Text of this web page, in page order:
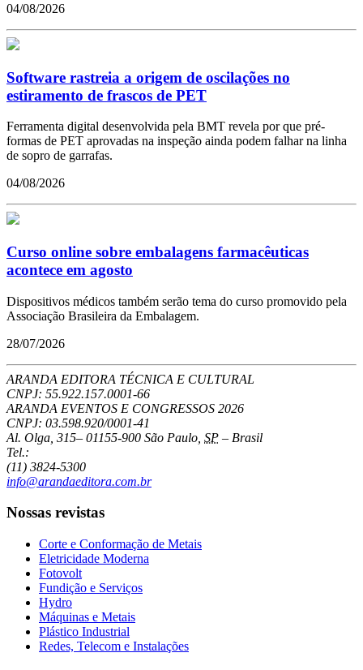
04/08/2026
Software rastreia a origem de oscilações no
estiramento de frascos de PET
Ferramenta digital desenvolvida pela BMT revela por que pré-
formas de PET aprovadas na inspeção ainda podem falhar na linha
de sopro de garrafas.
04/08/2026
Curso online sobre embalagens farmacêuticas
acontece em agosto
Dispositivos médicos também serão tema do curso promovido pela
Associação Brasileira da Embalagem.
28/07/2026
ARANDA EDITORA TÉCNICA E CULTURAL
CNPJ: 55.922.157.0001-66
ARANDA EVENTOS E CONGRESSOS 2026
CNPJ: 03.598.920/0001-41
Al. Olga, 315– 01155-900 São Paulo SP – Brasil
Tel.:
(11) 3824-5300
info@arandaeditora.com.br
Nossas revistas
Corte e Conformação de Metais
Eletricidade Moderna
Fotovolt
Fundição e Serviços
Hydro
Máquinas e Metais
Plástico Industrial
Redes, Telecom e Instalações